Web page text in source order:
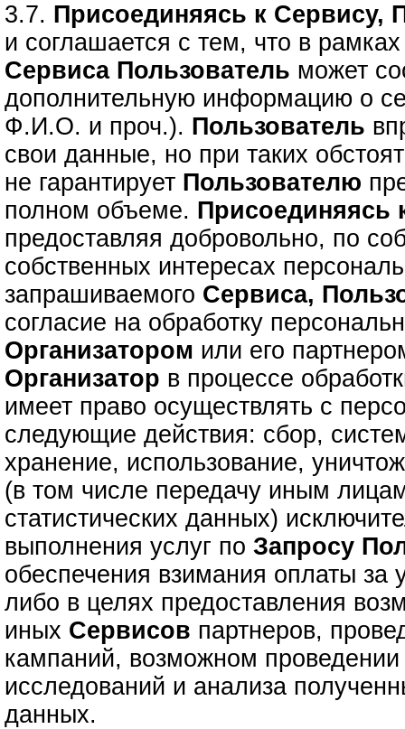
3.7. Присоединяясь к Сервису,
и соглашается с тем, что в рамках
Сервиса Пользователь может
дополнительную информацию о
Ф.И.О. и проч.). Пользователь
свои данные, но при таких
не гарантирует Пользователю
полном объеме. Присоединяясь
предоставляя добровольно, по
собственных интересах
запрашиваемого Сервиса,
согласие на обработку
Организатором или его
Организатор в процессе
имеет право осуществлять с
следующие действия: сбор,
хранение, использование,
(в том числе передачу иным
статистических данных)
выполнения услуг поЗапросу
обеспечения взимания оплаты за
либо в целях предоставления
иных Сервисов партнеров,
кампаний, возможном проведении
исследований и анализа
данных.